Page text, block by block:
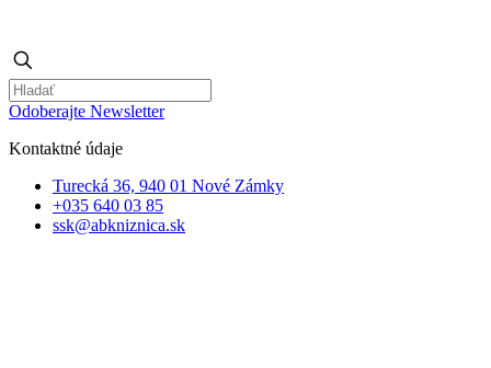
Odoberajte Newsletter
Kontaktné údaje
Turecká 36, 940 01 Nové Zámky
+035 640 03 85
ssk@abkniznica.sk